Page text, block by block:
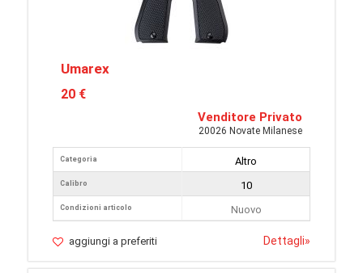
Umarex
20 €
Venditore Privato
20026 Novate Milanese
Categoria
Calibro
Condizioni articolo
Altro
10
Nuovo
aggiungi a preferiti Dettagli»